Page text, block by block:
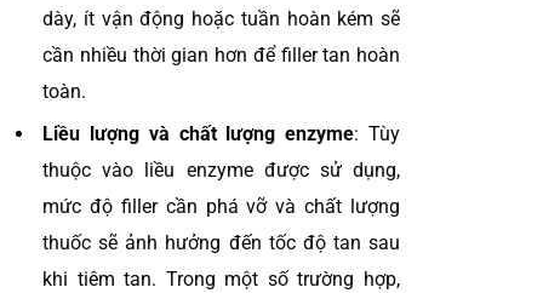
dày, ít vận động hoặc tuần hoàn kém sẽ
cần nhiều thời gian hơn để filler tan hoàn
toàn.
Liều lượng và chất lượng enzyme: Tùy
thuộc vào liều enzyme được sử dụng,
mức độ filler cần phá vỡ và chất lượng
thuốc sẽ ảnh hưởng đến tốc độ tan sau
khi tiêm tan. Trong một số trường hợp,